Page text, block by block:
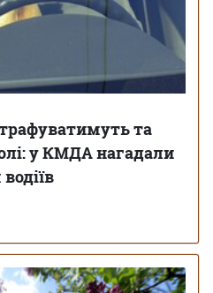
та
у КМДА нагадали